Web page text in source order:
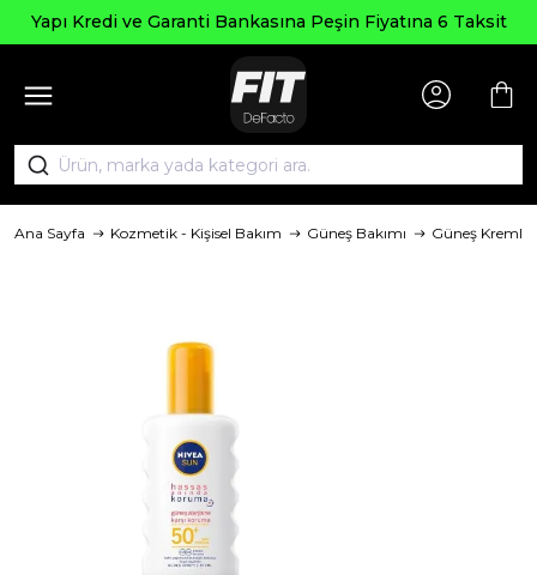
Yapı Kredi ve Garanti Bankasına Peşin Fiyatına 6 Taksit
Ana Sayfa Kozmetik - Kişisel Bakım Güneş Bakımı Güneş